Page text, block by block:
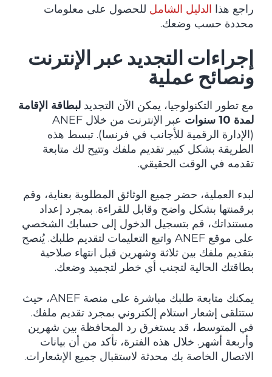
راجع هذا الدليل الشامل للحصول على معلومات
محددة حسب وضعك.
إجراءات التجديد عبر الإنترنت
ونصائح عملية
مع تطور التكنولوجيا، يمكن الآن التجديد لبطاقة الإقامة
لمدة 10 سنوات
عبر الإنترنت من خلال ANEF
(الإدارة الرقمية للأجانب في فرنسا). تبسط هذه
الطريقة بشكل كبير تقديم ملفك وتتيح لك متابعة
تقدمه في الوقت الحقيقي.
لبدء العملية، حضر جميع الوثائق المطلوبة بعناية، وقم
برقمنتها بشكل واضح وقابل للقراءة. بمجرد إعداد
مستنداتك، قم بتسجيل الدخول إلى حسابك الشخصي
على موقع ANEF واتبع التعليمات لتقديم طلبك. يُنصح
بتقديم ملفك بين ثلاثة وشهرين قبل انتهاء صلاحية
بطاقتك الحالية لتجنب أي خطر لتجميد وضعك.
يمكنك متابعة طلبك مباشرة على منصة ANEF، حيث
ستتلقى إشعار استلام إلكتروني بمجرد تقديم ملفك.
في المتوسط، قد يستغرق رد المحافظة بين شهرين
وأربعة أشهر. خلال هذه الفترة، تأكد من أن بيانات
الاتصال الخاصة بك محدثة لاستقبال جميع الإشعارات.